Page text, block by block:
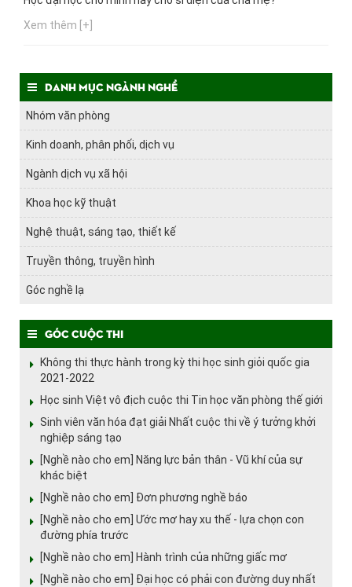
Xem thêm [+]
Danh mục ngành nghề
Nhóm văn phòng
Kinh doanh, phân phối, dịch vụ
Ngành dịch vụ xã hội
Khoa học kỹ thuật
Nghệ thuật, sáng tạo, thiết kế
Truyền thông, truyền hình
Góc nghề lạ
Góc cuộc thi
Không thi thực hành trong kỳ thi học sinh giỏi quốc gia
2021-2022
Học sinh Việt vô địch cuộc thi Tin học văn phòng thế giới
Sinh viên văn hóa đạt giải Nhất cuộc thi về ý tưởng khởi
nghiệp sáng tạo
[Nghề nào cho em] Năng lực bản thân - Vũ khí của sự
khác biệt
[Nghề nào cho em] Đơn phương nghề báo
[Nghề nào cho em] Ước mơ hay xu thế - lựa chọn con
đường phía trước
[Nghề nào cho em] Hành trình của những giấc mơ
[Nghề nào cho em] Đại học có phải con đường duy nhất